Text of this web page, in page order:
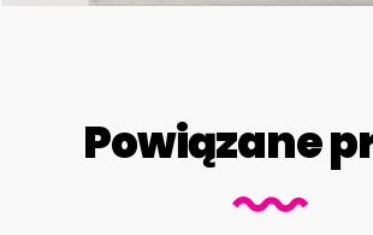
Powiązane